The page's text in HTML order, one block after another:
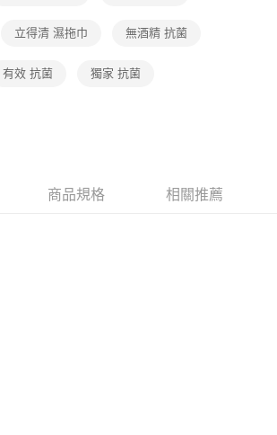
立得清 濕拖巾 無酒精 抗菌
有效 抗菌 獨家 抗菌
商品規格 相關推薦